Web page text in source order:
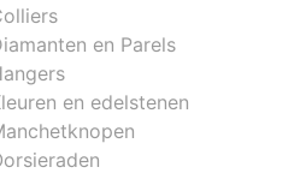
en Parels
en edelstenen